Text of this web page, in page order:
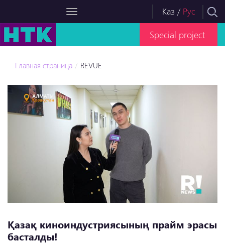
Каз / Рус
Special project
Главная страница REVUE
Қазақ киноиндустриясының прайм эрасы
басталды!